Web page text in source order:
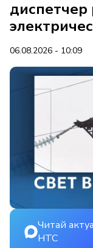
06.08.2026 - 10:09
Читай
НТС